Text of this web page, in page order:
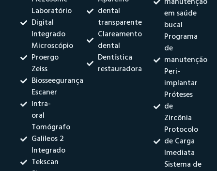
Laboratório
Digital
Integrado
Microscópio
Proergo
Zeiss
Biosseegurança
Escaner
Intra-
oral
Tomógrafo
Galileos 2
Integrado
Tekscan
dental
transparente
Clareamento
dental
Dentística
restauradora
em saúde
bucal
Programa
de
manutenção
Peri-
implantar
Próteses
de
Zircônia
Protocolo
de Carga
Imediata
Sistema de